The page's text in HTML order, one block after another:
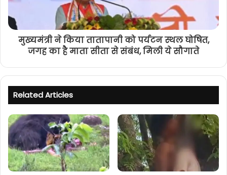
मुख्यमंत्री ने किया तातापानी को पर्यटन स्थल घोषित,
जगह का है माता सीता से संबंध, मिली ये सौगाते
Related Articles